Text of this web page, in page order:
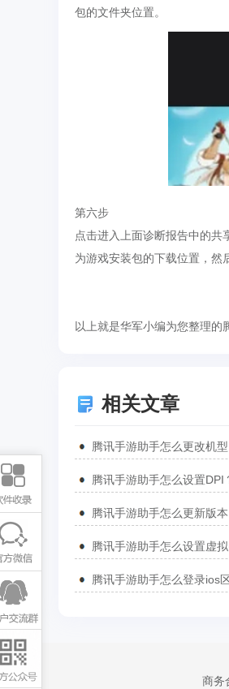
包的文件夹位置。
第六步
点击进入上面诊断报告中的共
为游戏安装包的下载位置，然
以上就是华军小编为您整理的
相关文章
腾讯手游助手怎么设置
腾讯手游助手怎么登录ios
商务